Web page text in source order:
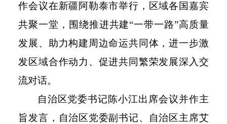
作会议在新疆阿勒泰市举行，区域各国嘉宾
共聚一堂，围绕推进共建“一带一路”高质量
发展、助力构建周边命运共同体，进一步激
发区域合作动力、促进共同繁荣发展深入交
流对话。
自治区党委书记陈小江出席会议并作主
旨发言，自治区党委副书记、自治区主席艾